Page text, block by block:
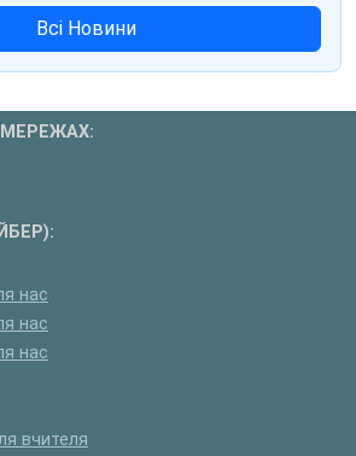
Всі Новини
нас
нас
нас
вчителя